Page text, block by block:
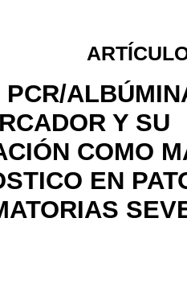
PCR/
Y SU
COMO
EN